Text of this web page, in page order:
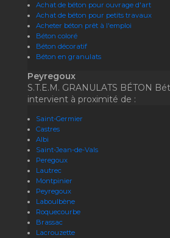
Achat de béton pour ouvrage d'art
Achat de béton pour petits travaux
Acheter béton prêt à l'emploi
Béton coloré
Béton décoratif
Béton en granulats
Peyregoux
S.T.E.M. GRANULATS BÉTON
intervient à proximité de :
Saint-Germier
Castres
Albi
Saint-Jean-de-Vals
Peregoux
Lautrec
Montpinier
Peyregoux
Laboulbène
Roquecourbe
Brassac
Lacrouzette